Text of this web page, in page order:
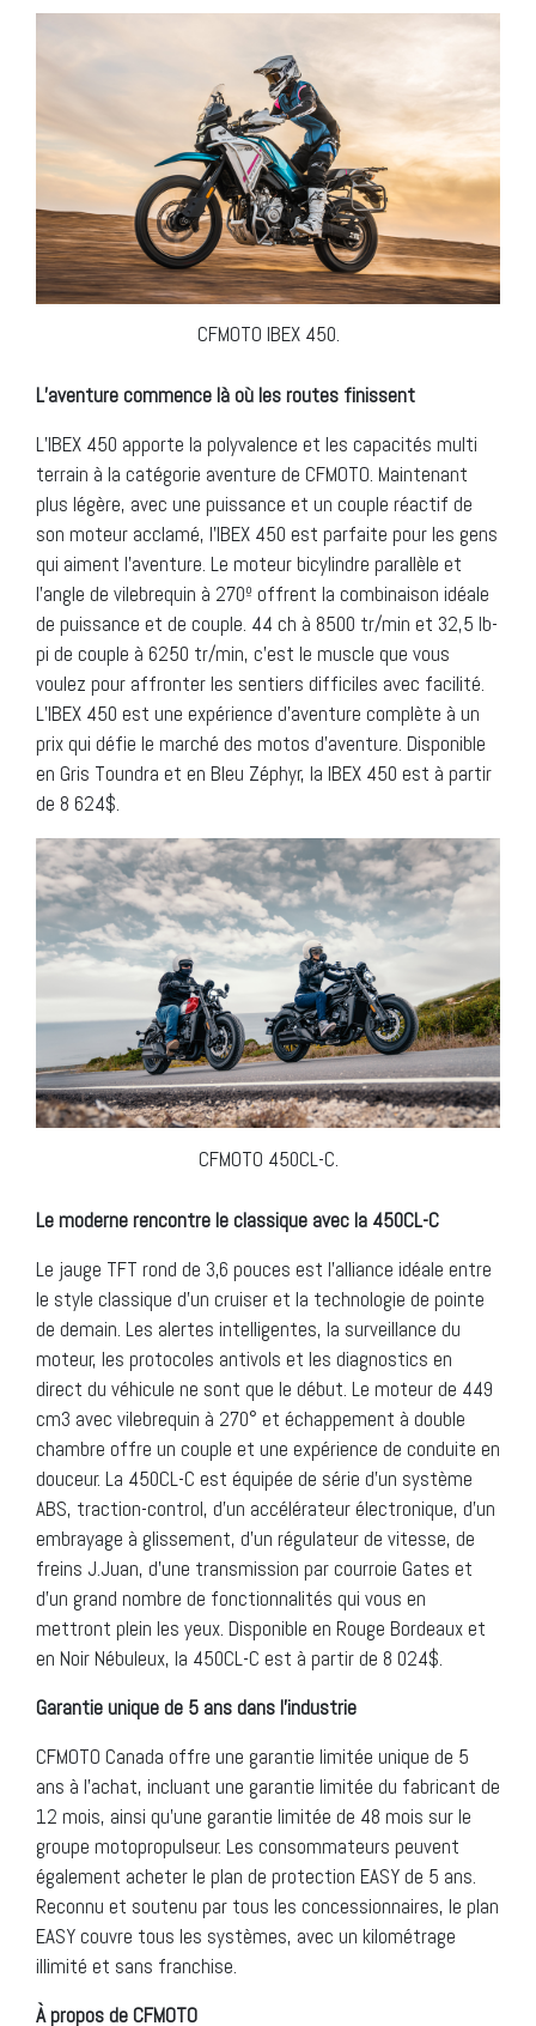
CFMOTO IBEX 450.
L’aventure commence là où les routes finissent
L’IBEX 450 apporte la polyvalence et les capacités multi
terrain à la catégorie aventure de CFMOTO. Maintenant
plus légère, avec une puissance et un couple réactif de
son moteur acclamé, l’IBEX 450 est parfaite pour les gens
qui aiment l’aventure. Le moteur bicylindre parallèle et
l’angle de vilebrequin à 270º offrent la combinaison idéale
de puissance et de couple. 44 ch à 8500 tr/min et 32,5 lb-
pi de couple à 6250 tr/min, c’est le muscle que vous
voulez pour affronter les sentiers difficiles avec facilité.
L’IBEX 450 est une expérience d’aventure complète à un
prix qui défie le marché des motos d’aventure. Disponible
en Gris Toundra et en Bleu Zéphyr, la IBEX 450 est à partir
de 8 624$.
CFMOTO 450CL-C.
Le moderne rencontre le classique avec la 450CL-C
Le jauge TFT rond de 3,6 pouces est l’alliance idéale entre
le style classique d’un cruiser et la technologie de pointe
de demain. Les alertes intelligentes, la surveillance du
moteur, les protocoles antivols et les diagnostics en
direct du véhicule ne sont que le début. Le moteur de 449
cm3 avec vilebrequin à 270° et échappement à double
chambre offre un couple et une expérience de conduite en
douceur. La 450CL-C est équipée de série d’un système
ABS, traction-control, d’un accélérateur électronique, d’un
embrayage à glissement, d’un régulateur de vitesse, de
freins J.Juan, d’une transmission par courroie Gates et
d’un grand nombre de fonctionnalités qui vous en
mettront plein les yeux. Disponible en Rouge Bordeaux et
en Noir Nébuleux, la 450CL-C est à partir de 8 024$.
Garantie unique de 5 ans dans l’industrie
CFMOTO Canada offre une garantie limitée unique de 5
ans à l’achat, incluant une garantie limitée du fabricant de
12 mois, ainsi qu’une garantie limitée de 48 mois sur le
groupe motopropulseur. Les consommateurs peuvent
également acheter le plan de protection EASY de 5 ans.
Reconnu et soutenu par tous les concessionnaires, le plan
EASY couvre tous les systèmes, avec un kilométrage
illimité et sans franchise.
À propos de CFMOTO